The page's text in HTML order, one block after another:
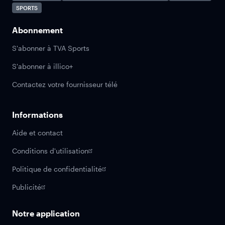
SPORTS
Abonnement
S'abonner à TVA Sports
S'abonner à illico+
Contactez votre fournisseur télé
Informations
Aide et contact
Conditions d'utilisation
Politique de confidentialité
Publicité
Notre application